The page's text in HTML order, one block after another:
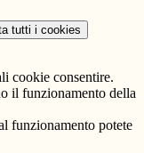
tutti i cookies
cookie consentire.
il funzionamento della
funzionamento potete